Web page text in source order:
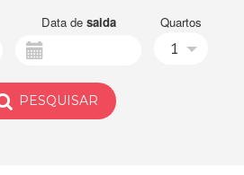
Data de saida Quartos
1
PESQUISAR